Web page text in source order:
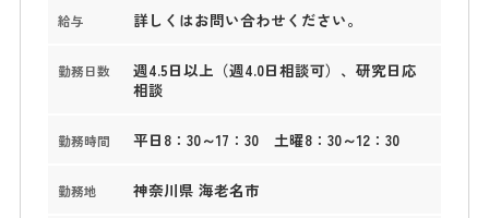
給与 詳しくはお問い合わせください。
勤務日数
週4.5日以上（週4.0日相談可）、研究日応
相談
勤務時間 平日8：30～17：30 土曜8：30～12：30
勤務地 神奈川県 海老名市